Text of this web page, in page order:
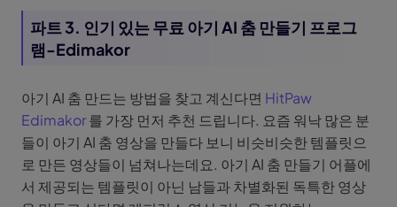
파트 3. 인기 있는 무료 아기 AI 춤 만들기 프로그
램-Edimakor
아기 AI 춤 만드는 방법을 찾고 계신다면 HitPaw
Edimakor를 가장 먼저 추천 드립니다. 요즘 워낙 많은 분
들이 아기 AI 춤 영상을 만들다 보니 비슷비슷한 템플릿으
로 만든 영상들이 넘쳐나는데요. 아기 AI 춤 만들기 어플에
서 제공되는 템플릿이 아닌 남들과 차별화된 독특한 영상